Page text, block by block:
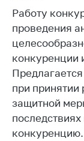
Новости
Личный
граждан
Прямaя
линия
Горячая
Работу
проведения
конкуренции
при
защитной